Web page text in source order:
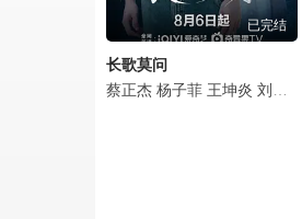
已完结
长歌莫问
蔡正杰 杨子菲 王坤炎 刘美辰